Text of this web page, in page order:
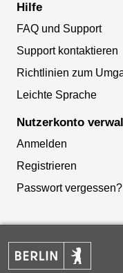
Hilfe
FAQ und Support
Support kontaktieren
Richtlinien zum
Leichte Sprache
Nutzerkonto
Anmelden
Registrieren
Passwort vergessen?